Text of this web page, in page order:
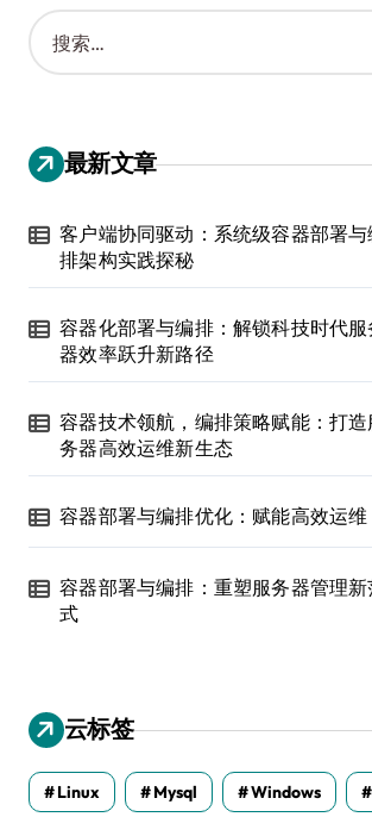
搜
索
：
最新文章
客户端协同驱动：系统级容器部署与
排架构实践探秘
容器化部署与编排：解锁科技时代服
器效率跃升新路径
容器技术领航，编排策略赋能：打造
务器高效运维新生态
容器部署与编排优化：赋能高效运维
容器部署与编排：重塑服务器管理新
式
云标签
Linux Mysql Windows